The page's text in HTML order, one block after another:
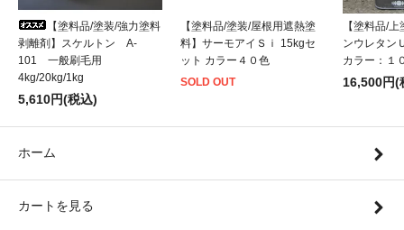
【塗料品/塗装/強力塗料
剥離剤】スケルトン A-
101 一般刷毛用
4kg/20kg/1kg
5,610円(税込)
【塗料品/塗装/屋根用遮熱塗
料】サーモアイＳｉ 15kgセ
ット カラー４０色
SOLD OUT
【塗料品/
ンウレタン
カラー：１
16,500円(
ホーム
カートを見る